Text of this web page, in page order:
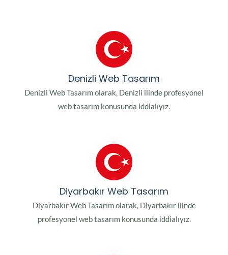
Denizli Web Tasarım
Denizli Web Tasarım olarak, Denizli ilinde profesyonel
web tasarım konusunda iddialıyız.
Diyarbakır Web Tasarım
Diyarbakır Web Tasarım olarak, Diyarbakır ilinde
profesyonel web tasarım konusunda iddialıyız.